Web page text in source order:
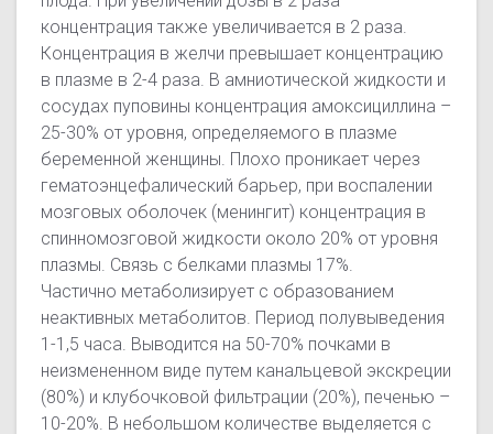
концентрация также увеличивается в 2 раза.
Концентрация в желчи превышает концентрацию
в плазме в 2-4 раза. В амниотической жидкости и
сосудах пуповины концентрация амоксициллина –
25-30% от уровня, определяемого в плазме
беременной женщины. Плохо проникает через
гематоэнцефалический барьер, при воспалении
мозговых оболочек (менингит) концентрация в
спинномозговой жидкости около 20% от уровня
плазмы. Связь с белками плазмы 17%.
Частично метаболизирует с образованием
неактивных метаболитов. Период полувыведения
1-1,5 часа. Выводится на 50-70% почками в
неизмененном виде путем канальцевой экскреции
(80%) и клубочковой фильтрации (20%), печенью –
10-20%. В небольшом количестве выделяется с